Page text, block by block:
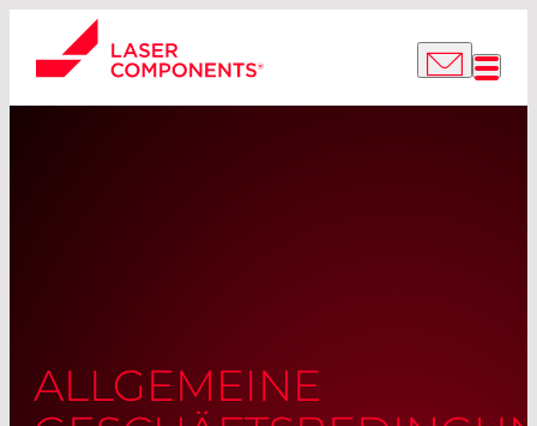
ALLGEMEINE